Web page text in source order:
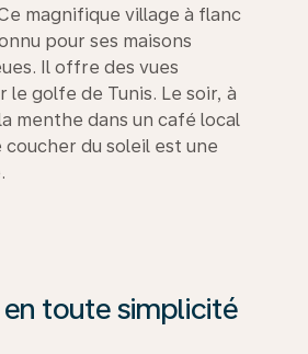
magnifique village à flanc
pour ses maisons
Il offre des vues
le golfe de Tunis. Le soir, à
menthe dans un café local
du soleil est une
toute simplicité